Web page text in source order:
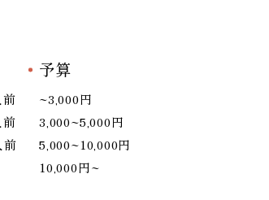
前
予算
~3,000円
3,000~5,000円
5,000~10,000円
10,000円~